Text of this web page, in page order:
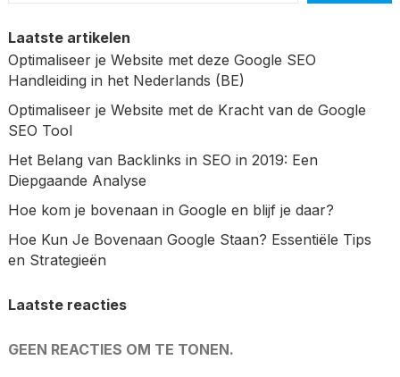
Laatste artikelen
Optimaliseer je Website met deze Google SEO
Handleiding in het Nederlands (BE)
Optimaliseer je Website met de Kracht van de Google
SEO Tool
Het Belang van Backlinks in SEO in 2019: Een
Diepgaande Analyse
Hoe kom je bovenaan in Google en blijf je daar?
Hoe Kun Je Bovenaan Google Staan? Essentiële Tips
en Strategieën
Laatste reacties
GEEN REACTIES OM TE TONEN.